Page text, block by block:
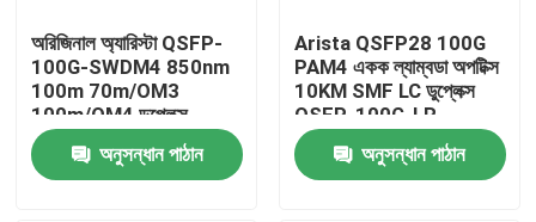
মান নিয়ন্ত্রণ
যোগাযোগ করুন
অরিজিনাল অ্যারিস্টা QSFP-
100G-SWDM4 850nm
100m 70m/OM3
100m/OM4 ডুপ্লেক্স
এমএমএফ ট্রান্সিভার
অনুসন্ধান পাঠান
Arista QSFP28 100G
PAM4 একক ল্যাম্বডা অপটিক্স
10KM SMF LC ডুপ্লেক্স
QSFP-100G-LR
অনুসন্ধান পাঠান